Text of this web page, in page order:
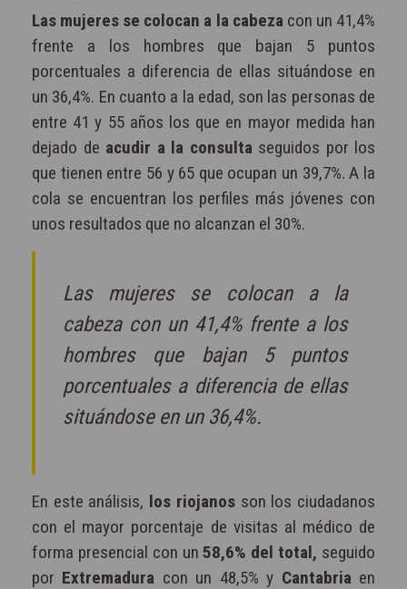
Las mujeres se colocan a la cabezacon un 41,4%
frente a los hombres que bajan 5 puntos
porcentuales a diferencia de ellas situándose en
un 36,4%. En cuanto a la edad, son las personas de
entre 41 y 55 años los que en mayor medida han
dejado de acudir a la consultaseguidos por los
que tienen entre 56 y 65 que ocupan un 39,7%. A la
cola se encuentran los perfiles más jóvenes con
unos resultados que no alcanzan el 30%.
Las mujeres se colocan a la
cabeza con un 41,4% frente a los
hombres que bajan 5 puntos
porcentuales a diferencia de ellas
situándose en un 36,4%.
En este análisis, los riojanosson los ciudadanos
con el mayor porcentaje de visitas al médico de
forma presencial con un 58,6% del total, seguido
por Extremadura con un 48,5% y Cantabriaen